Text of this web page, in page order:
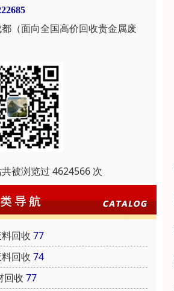
（面向全国高价回收贵金属废
被浏览过 4624566 次
回收 77
回收 74
回收 77